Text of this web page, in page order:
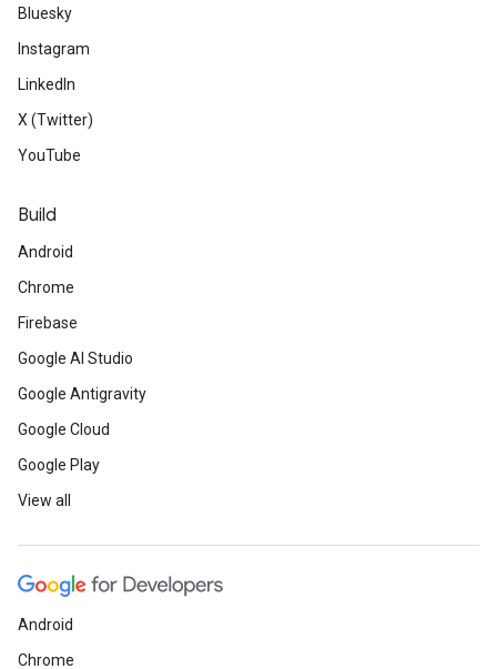
Bluesky
Instagram
LinkedIn
X (Twitter)
YouTube
Build
Android
Chrome
Firebase
Google AI Studio
Google Antigravity
Google Cloud
Google Play
View all
Android
Chrome